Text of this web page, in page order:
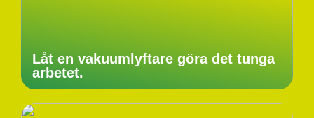
Låt en vakuumlyftare göra det tunga
arbetet.